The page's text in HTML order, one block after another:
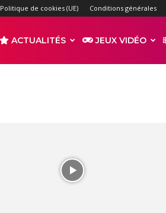
Politique de cookies (UE) Conditions générales
ACTUALITÉS JEUX VIDÉO